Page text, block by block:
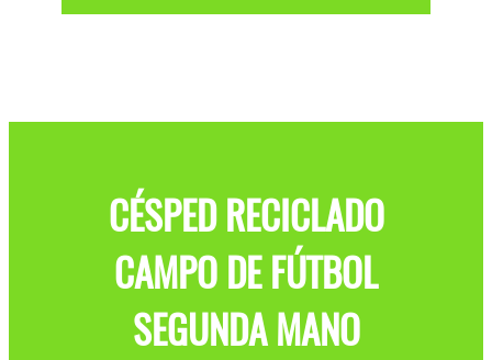
CÉSPED RECICLADO
CAMPO DE FÚTBOL
SEGUNDA MANO